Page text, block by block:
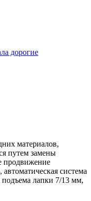
дорогие
материалов,
путем замены
продвижение
система
лапки 7/13 мм,